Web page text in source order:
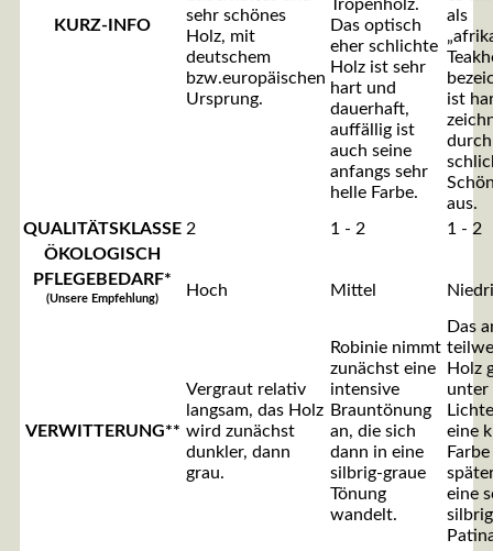
KURZ-INFO
sehr schönes
Holz, mit
deutschem
bzw.europäischen
Ursprung.
Tropenholz.
Das optisch
eher schlichte
Holz ist sehr
hart und
dauerhaft,
auffällig ist
auch seine
anfangs sehr
helle Farbe.
als
ist
aus.
QUALITÄTSKLASSE 2 1 - 2
1 - 2
ÖKOLOGISCH
PFLEGEBEDARF*
(Unsere Empfehlung) Hoch Mittel
VERWITTERUNG**
Vergraut relativ
langsam, das Holz
wird zunächst
dunkler, dann
grau.
Robinie nimmt
zunächst eine
intensive
Brauntönung
an, die sich
dann in eine
silbrig-graue
Tönung
wandelt.
Das
Holz
unter
eine
eine